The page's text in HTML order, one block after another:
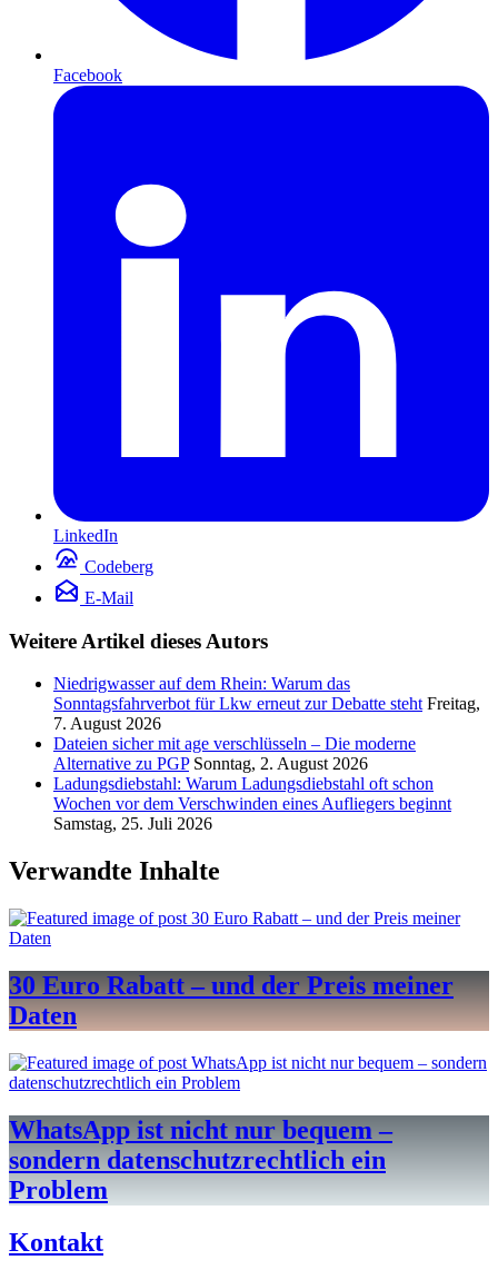
Facebook
LinkedIn
Codeberg
E-Mail
Weitere Artikel dieses Autors
Niedrigwasser auf dem Rhein: Warum das
Sonntagsfahrverbot für Lkw erneut zur Debatte steht Freitag,
7. August 2026
Dateien sicher mit age verschlüsseln – Die moderne
Alternative zu PGP Sonntag, 2. August 2026
Ladungsdiebstahl: Warum Ladungsdiebstahl oft schon
Wochen vor dem Verschwinden eines Aufliegers beginnt
Samstag, 25. Juli 2026
Verwandte Inhalte
30 Euro Rabatt – und der Preis meiner
Daten
WhatsApp ist nicht nur bequem –
sondern datenschutzrechtlich ein
Problem
Kontakt